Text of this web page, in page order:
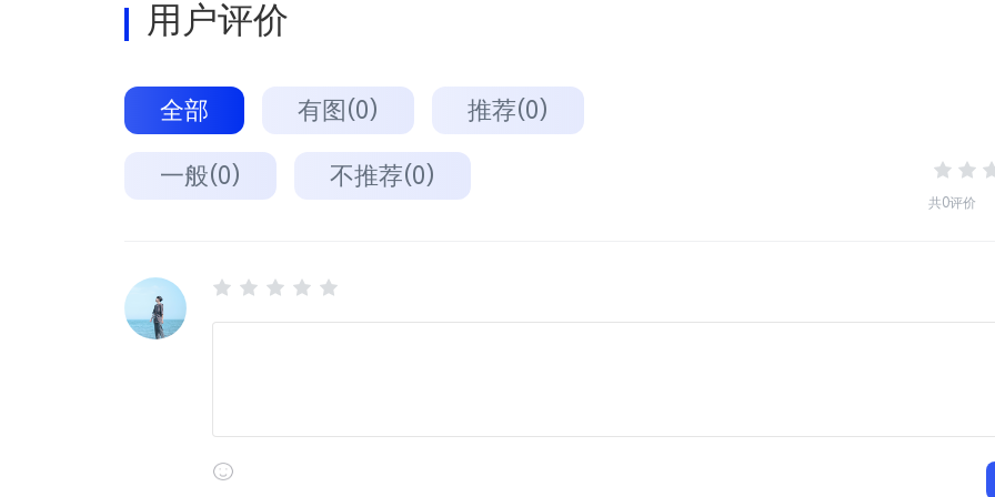
用户评价
全部 有图(0) 推荐(0)
一般(0) 不推荐(0)
共0评价